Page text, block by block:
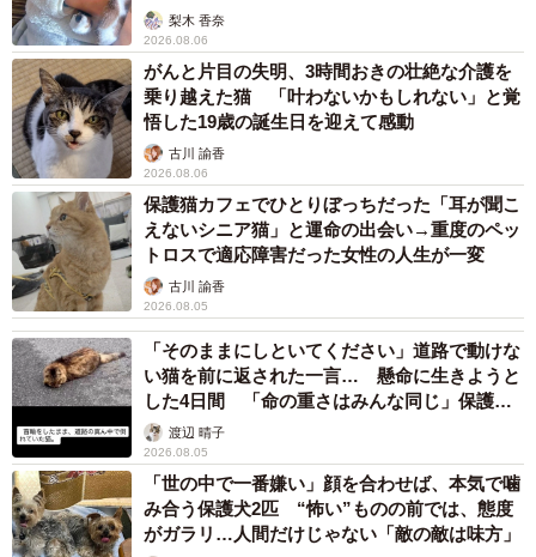
その中で飼い主さんの目に留まったのは、一番小さくて警
戒心が強かった黒猫のビビちゃん。
梨木 香奈
2026.08.06
がんと片目の失明、3時間おきの壮絶な介護を
乗り越えた猫 「叶わないかもしれない」と覚
悟した19歳の誕生日を迎えて感動
古川 諭香
2026.08.06
保護猫カフェでひとりぼっちだった「耳が聞こ
えないシニア猫」と運命の出会い→重度のペッ
トロスで適応障害だった女性の人生が一変
古川 諭香
2026.08.05
「そのままにしといてください」道路で動けな
い猫を前に返された一言… 懸命に生きようと
した4日間 「命の重さはみんな同じ」保護団
体代表の訴え
渡辺 晴子
2026.08.05
「世の中で一番嫌い」顔を合わせば、本気で噛
み合う保護犬2匹 “怖い”ものの前では、態度
がガラリ…人間だけじゃない「敵の敵は味方」